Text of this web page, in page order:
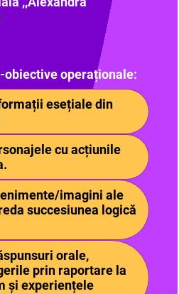
obiective operaționale:
esețiale din
cu acțiunile
imagini ale
succesiunea logică
orale,
prin raportare la
și experiențele